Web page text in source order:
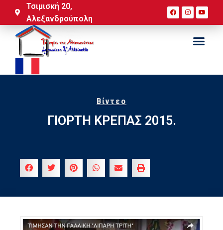
Τσιμισκή 20,
Αλεξανδρούπολη
Βίντεο
ΓΙΟΡΤΗ ΚΡΕΠΑΣ 2015.